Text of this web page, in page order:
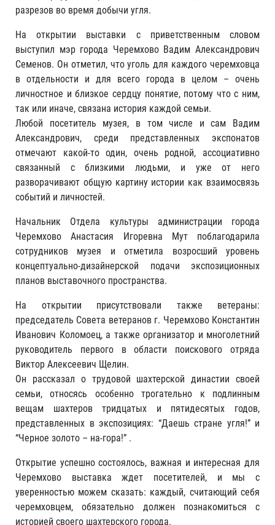
разрезов во время добычи угля.
На открытии выставки с приветственным словом
выступил мэр города Черемхово Вадим Александрович
Семенов. Он отметил, что уголь для каждого черемховца
в отдельности и для всего города в целом – очень
личностное и близкое сердцу понятие, потому что с ним,
так или иначе, связана история каждой семьи.
Любой посетитель музея, в том числе и сам Вадим
Александрович, среди представленных экспонатов
отмечают какой-то один, очень родной, ассоциативно
связанный с близкими людьми, и уже от него
разворачивают общую картину истории как взаимосвязь
событий и личностей.
Начальник Отдела культуры администрации города
Черемхово Анастасия Игоревна Мут поблагодарила
сотрудников музея и отметила возросший уровень
концептуально-дизайнерской подачи экспозиционных
планов выставочного пространства.
На открытии присутствовали также ветераны:
председатель Совета ветеранов г. Черемхово Константин
Иванович Коломоец, а также организатор и многолетний
руководитель первого в области поискового отряда
Виктор Алексеевич Щелин.
Он рассказал о трудовой шахтерской династии своей
семьи, относясь особенно трогательно к подлинным
вещам шахтеров тридцатых и пятидесятых годов,
представленных в экспозициях: “Даешь стране угля!” и
“Черное золото – на-гора!” .
Открытие успешно состоялось, важная и интересная для
Черемхово выставка ждет посетителей, и мы с
уверенностью можем сказать: каждый, считающий себя
черемховцем, обязательно должен познакомиться с
историей своего шахтерского города.